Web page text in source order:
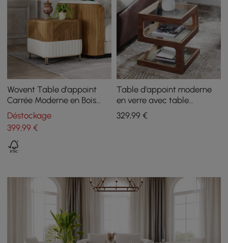
Wovent Table d'appoint
Carrée Moderne en Bois
Noyer Table de Chevet
Déstockage
399,99 €
Table d'appoint moderne
en verre avec table
d'appoint en forme de S à 3
niveaux en noyer
329,99€